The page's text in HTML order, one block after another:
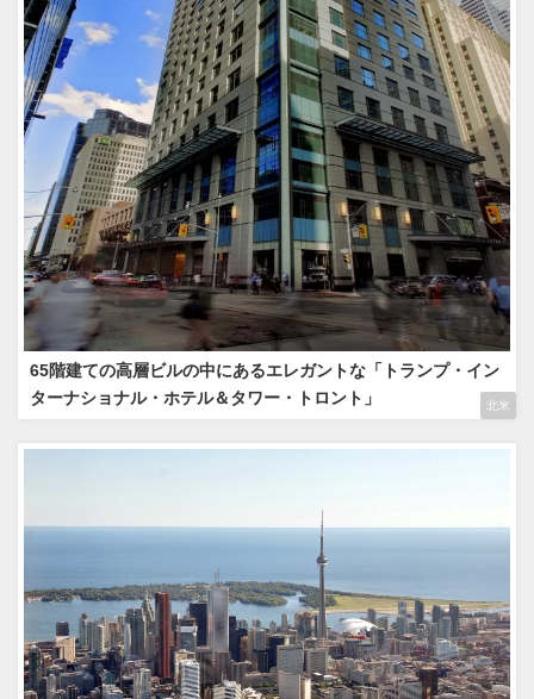
北米
65階建ての高層ビルの中にあるエレガントな「トランプ・イン
ターナショナル・ホテル＆タワー・トロント」